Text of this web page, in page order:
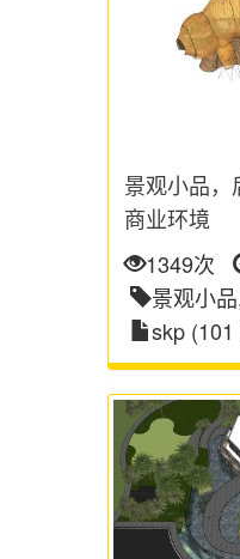
景观小品，
商业环境
1349次
景观小
skp (101